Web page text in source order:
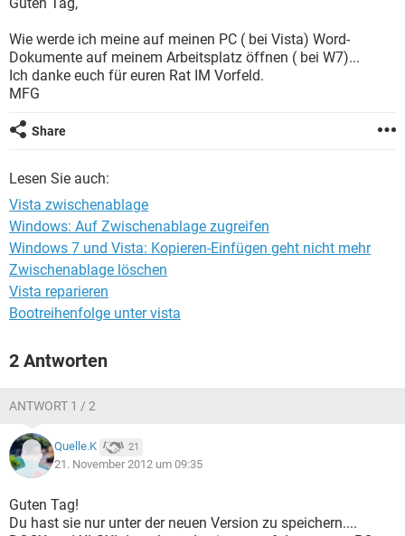
FACEBOOK
FACEBOOK HARDWARE
ANDROID
WINDOWS 10 INSTAGRAM
WHATSAPP TIKTOK
FACEBOOK
Wie werde ich meine auf meinen PC ( bei Vista) Word-
Dokumente auf meinem Arbeitsplatz öffnen ( bei W7)...
Ich danke euch für euren Rat IM Vorfeld.
MFG
Share
Lesen Sie auch:
Vista zwischenablage
Windows: Auf Zwischenablage zugreifen
Windows 7 und Vista: Kopieren-Einfügen geht nicht mehr
Zwischenablage löschen
Vista reparieren
Bootreihenfolge unter vista
2 Antworten
ANTWORT 1 / 2
Quelle.K 21
21. November 2012 um 09:35
Guten Tag!
Du hast sie nur unter der neuen Version zu speichern....